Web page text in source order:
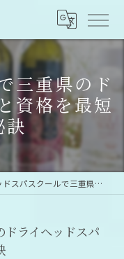
三重県のド
資格を最短
訣
クールで三重県のドライヘッドスパ技術と資格を最短習得する秘訣
ライヘッドスパ